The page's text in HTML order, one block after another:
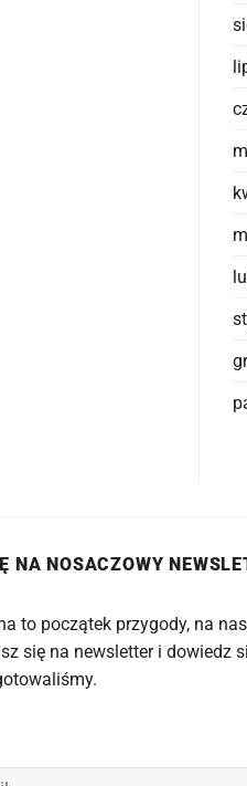
NA NOSACZOWY
to początek przygody, na
się na newsletter i dowiedz